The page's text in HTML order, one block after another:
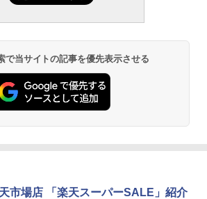
で当サイトの記事を優先表示させる
市場店 「楽天スーパーSALE」紹介